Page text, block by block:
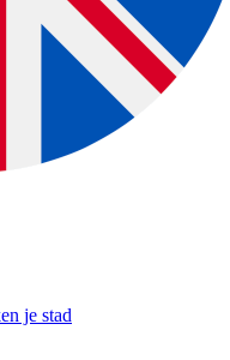
je stad